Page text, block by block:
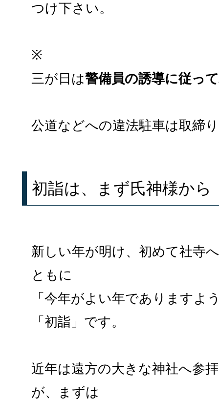
つけ下さい。
※
三が日は警備員の誘導に従っ
公道などへの違法駐車は取締
初詣は、まず氏神様から
新しい年が明け、初めて社寺
ともに
「今年がよい年でありますよ
「初詣」です。
近年は遠方の大きな神社へ参
が、まずは